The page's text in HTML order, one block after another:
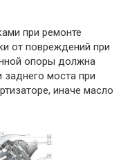
при ремонте
от повреждений при
опоры должна
моста при
иначе масло